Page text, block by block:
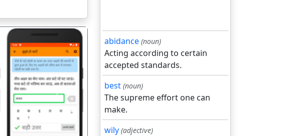
अगला
abidance (noun)
Acting according to certain
accepted standards.
best (noun)
The supreme effort one can
make.
wily (adjective)